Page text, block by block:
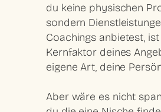
du keine physischen
sondern
Coachings anbietest, ist
Kernfaktor deines
eigene Art, deine
Aber wäre es nicht